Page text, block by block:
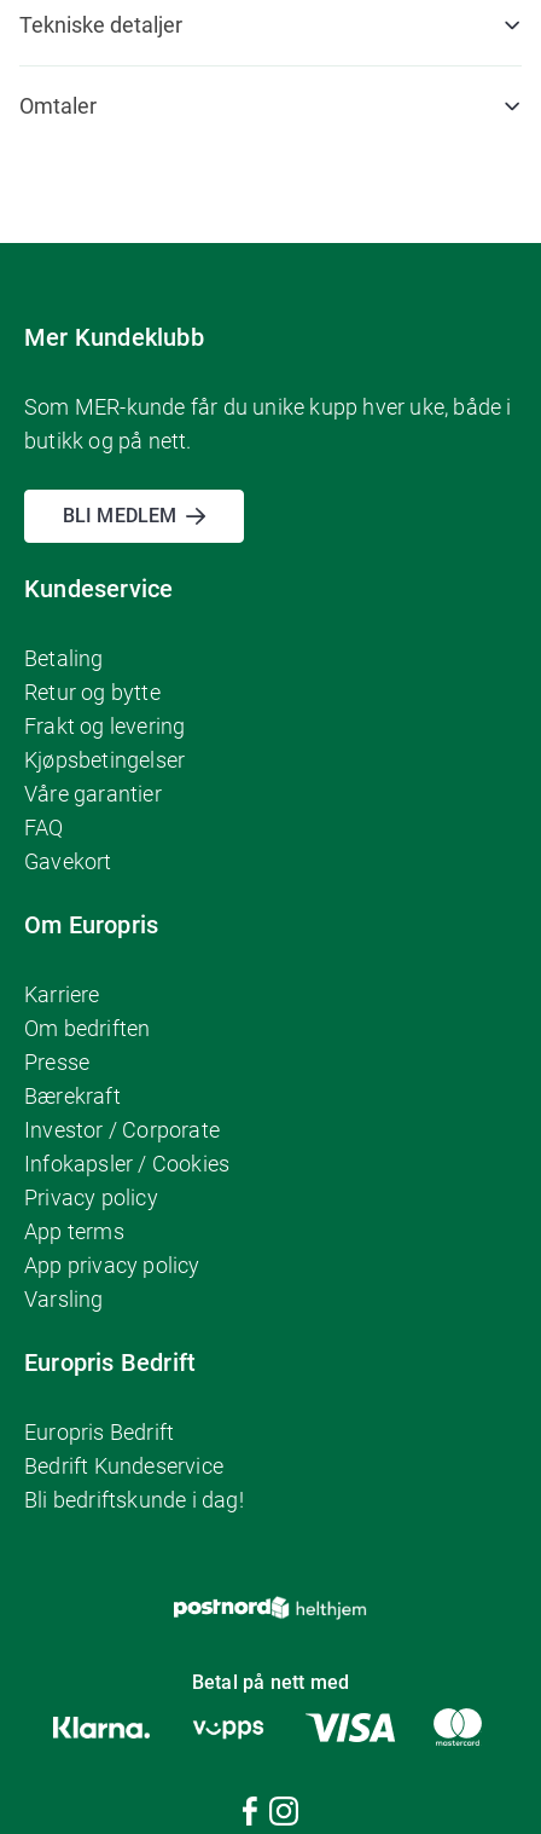
Tekniske detaljer
Omtaler
Mer Kundeklubb
Som MER-kunde får du unike kupp hver uke, både i
butikk og på nett.
BLI MEDLEM
Kundeservice
Betaling
Retur og bytte
Frakt og levering
Kjøpsbetingelser
Våre garantier
FAQ
Gavekort
Om Europris
Karriere
Om bedriften
Presse
Bærekraft
Investor / Corporate
Infokapsler / Cookies
Privacy policy
App terms
App privacy policy
Varsling
Europris Bedrift
Europris Bedrift
Bedrift Kundeservice
Bli bedriftskunde i dag!
Betal på nett med